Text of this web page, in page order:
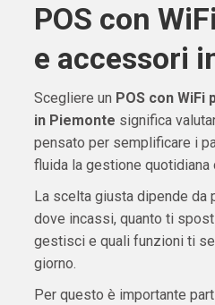
POS con
e accessori
Scegliere un POS con
in Piemonte significa
pensato per semplificare i
fluida la gestione quotidiana
La scelta giusta dipende da
dove incassi, quanto ti
gestisci e quali funzioni ti
giorno.
Per questo è importante